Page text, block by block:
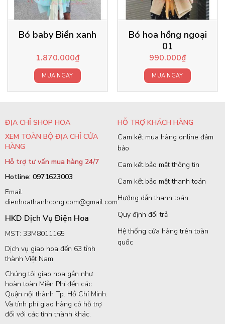
Bó baby Biển xanh
1.870.000₫
MUA NGAY
Bó hoa hồng ngoại
01
990.000₫
MUA NGAY
ĐỊA CHỈ SHOP HOA
XEM TOÀN BỘ ĐỊA CHỈ CỬA
HÀNG
Hỗ trợ tư vấn mua hàng 24/7
Hotline: 0971623003
Email:
dienhoathanhcong.com@gmail.com
HKD Dịch Vụ Điện Hoa
MST: 33M8011165
Dịch vụ giao hoa đến 63 tỉnh
thành Việt Nam.
Chúng tôi giao hoa gần như
hoàn toàn Miễn Phí đến các
Quận nội thành Tp. Hồ Chí Minh.
Và tính phí giao hàng có hỗ trợ
đối với các tỉnh thành khác.
HỖ TRỢ KHÁCH HÀNG
Cam kết mua hàng online đảm
bảo
Cam kết bảo mật thông tin
Cam kết bảo mật thanh toán
Hướng dẫn thanh toán
Quy định đổi trả
Hệ thống cửa hàng trên toàn
quốc